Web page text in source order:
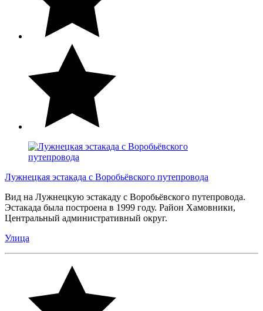
Лужнецкая эстакада с Воробьёвского путепровода
Вид на Лужнецкую эстакаду с Воробьёвского путепровода.
Эстакада была построена в 1999 году. Район Хамовники,
Центральный административный округ.
Улица